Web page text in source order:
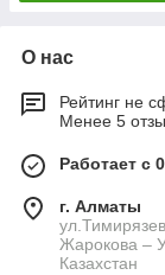
О нас
Рейтинг не
Менее 5
Работает с
г. Алматы
Жарокова –
Казахстан